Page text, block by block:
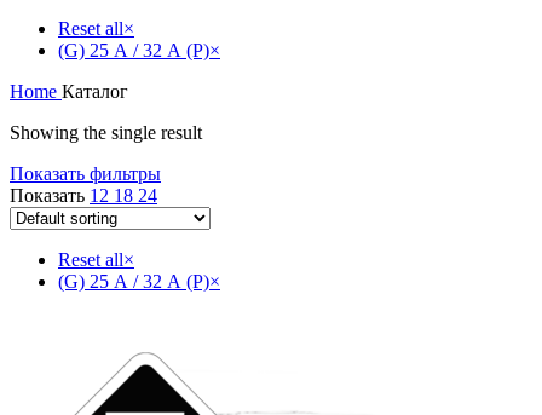
Reset all×
(G) 25 А / 32 А (P)×
Home Каталог
Showing the single result
Показать фильтры
Показать 12 18 24
Reset all×
(G) 25 А / 32 А (P)×